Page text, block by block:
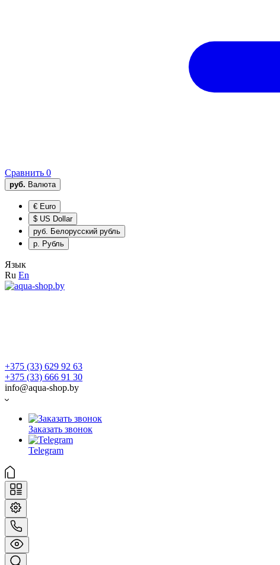
Сравнить 0
руб. Валюта
€ Euro
$ US Dollar
руб. Белорусский рубль
р. Рубль
Язык
Ru En
+375 (33) 629 92 63
+375 (33) 666 91 30
info@aqua-shop.by
Заказать звонок
Telegram